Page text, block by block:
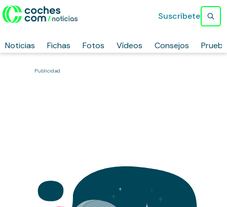
Noticias Fichas Fotos Vídeos Consejos
Suscríbete
Publicidad